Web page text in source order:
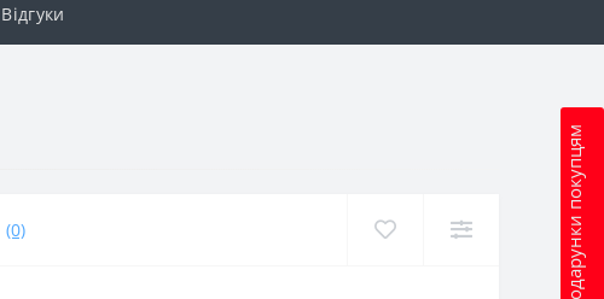
Подарунки покупцям
Відгуки
(0)